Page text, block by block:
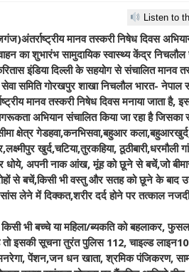
Listen to
मानव तस्करी निषेध दिवस
का शुभारंभ सामुदायिक स्वास्थ्य केंद्र निचलौल
इंडिया दिल्ली के सहयोग से संचालित मानव
सेवा समिति गोरखपुर शाखा निचलौल भारत-
मानव तस्करी निषेध दिवस मनाया जाता है,
अभियान संचालित किया जा रहा है जिसका
क्षेत्र गेडहवा,कनभिसवा,बहुआर
खुर्द,चटिया,तुरकहिया,
धोये, अपनी नाक आंख, मूंह को छूने से बचें,जो
से बचें,किसी भी वस्तु और सतह को छूने के
सांस लेने में दिक्कत,शरीर दर्द होने पर तत्काल
किसी भी बच्चे या महिला/ब्यकति को बहलाकर,
इसकी सूचना तुरंत पुलिस 112, चाइल्ड
पेंशन,जन धन खाता, श्रमिक पंजिकरण,